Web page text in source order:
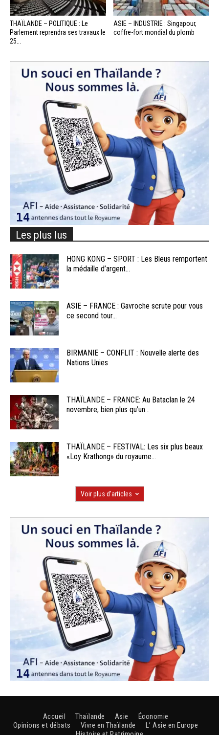
THAÏLANDE – POLITIQUE : Le
Parlement reprendra ses travaux le
25...
ASIE – INDUSTRIE : Singapour,
coffre-fort mondial du plomb
Les plus lus
HONG KONG – SPORT : Les Bleus remportent
la médaille d’argent...
ASIE – FRANCE : Gavroche scrute pour vous
ce second tour...
BIRMANIE – CONFLIT : Nouvelle alerte des
Nations Unies
THAÏLANDE – FRANCE: Au Bataclan le 24
novembre, bien plus qu’un...
THAÏLANDE – FESTIVAL: Les six plus beaux
«Loy Krathong» du royaume...
Voir plus d'articles
Accueil Thaïlande Asie
Économie
Opinions et débats
Vivre en Thaïlande
L’ Asie en Europe